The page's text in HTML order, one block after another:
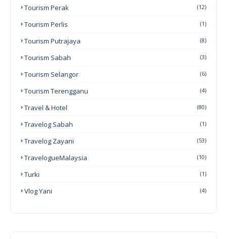
Tourism Perak (12)
Tourism Perlis (1)
Tourism Putrajaya (8)
Tourism Sabah (3)
Tourism Selangor (6)
Tourism Terengganu (4)
Travel & Hotel (80)
Travelog Sabah (1)
Travelog Zayani (53)
TravelogueMalaysia (10)
Turki (1)
Vlog Yani (4)